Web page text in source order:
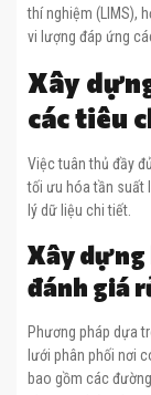
thí nghiệm (LIMS),
vi lượng đáp ứng
Xây
các tiêu
Việc tuân thủ đầy
tối ưu hóa tần suất
lý dữ liệu chi tiết.
Xây dựng
đánh giá
Phương pháp dựa
lưới phân phối nơi
bao gồm các